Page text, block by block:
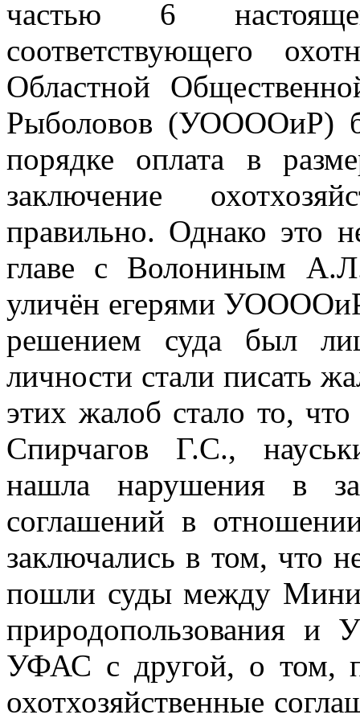
частью 6
соответствующего
Областной
Рыболовов (УООООиР)
порядке оплата в
заключение
правильно. Однако это
главе с Волониным
уличён егерями УООООиР
решением суда был
личности стали писать
этих жалоб стало то,
Спирчагов Г.С.,
нашла нарушения в
соглашений в
заключалисьв том, что
пошли суды между
природопользования
УФАС с другой, о том,
охотхозяйственные